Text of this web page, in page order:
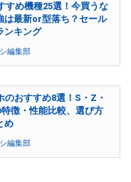
すめ機種25選！今買うな
は最新or型落ち？セール
ンキング
編集部
のおすすめ8選！S・Z・
徴・性能比較、選び方
め
編集部